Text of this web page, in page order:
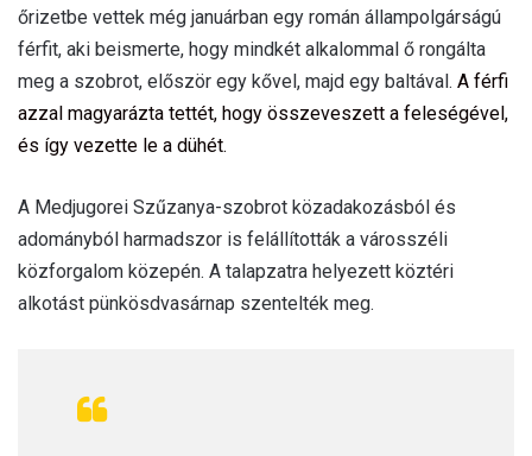
őrizetbe vettek még januárban egy román állampolgárságú
férfit, aki beismerte, hogy mindkét alkalommal ő rongálta
meg a szobrot, először egy kővel, majd egy baltával. A férfi
azzal magyarázta tettét, hogy összeveszett a feleségével,
és így vezette le a dühét.
A Medjugorei Szűzanya-szobrot közadakozásból és
adományból harmadszor is felállították a városszéli
közforgalom közepén. A talapzatra helyezett köztéri
alkotást pünkösdvasárnap szentelték meg.